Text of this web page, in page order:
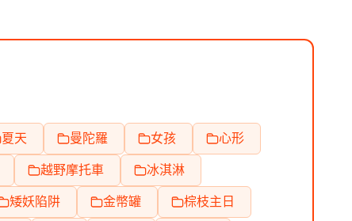
夏天 曼陀羅 女孩
心形
越野摩托車
冰淇淋
矮妖陷阱 金幣罐
棕枝主日